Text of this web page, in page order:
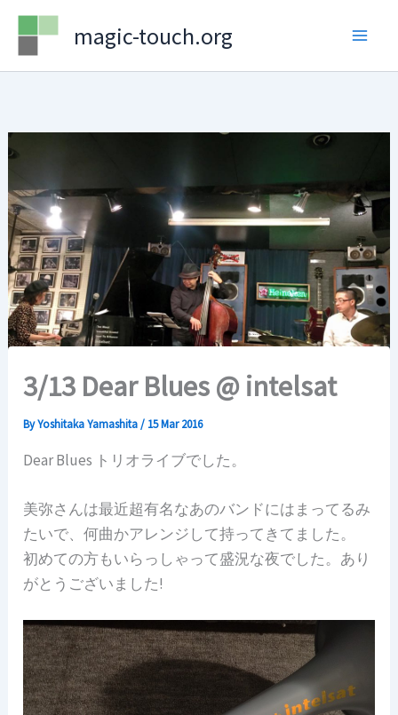
Skip
content
magic-touch.org
3/13 Dear Blues @ intelsat
ByYoshitaka Yamashita/ 15 Mar 2016
Dear Blues トリオライブでした。
美弥さんは最近超有名なあのバンドにはまってるみ
たいで、何曲かアレンジして持ってきてました。
初めての方もいらっしゃって盛況な夜でした。あり
がとうございました!